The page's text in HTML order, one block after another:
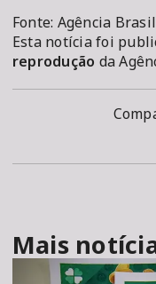
Fonte: Agência Brasil
Esta notícia foi
reprodução da
Mais